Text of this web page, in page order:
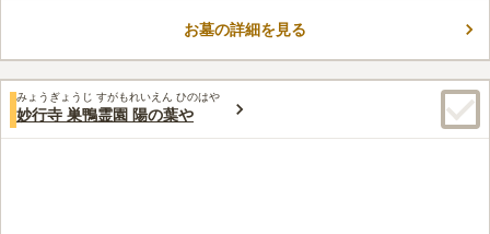
に信仰と安らぎを提供しています。また、桜の名所「ソメイヨシ
す。
口コミ評価
この霊園はまだ誰からも評価されていません。
お墓の詳細を見る
みょうぎょうじ すがもれいえん ひのはや
妙行寺 巣鴨霊園 陽の葉や